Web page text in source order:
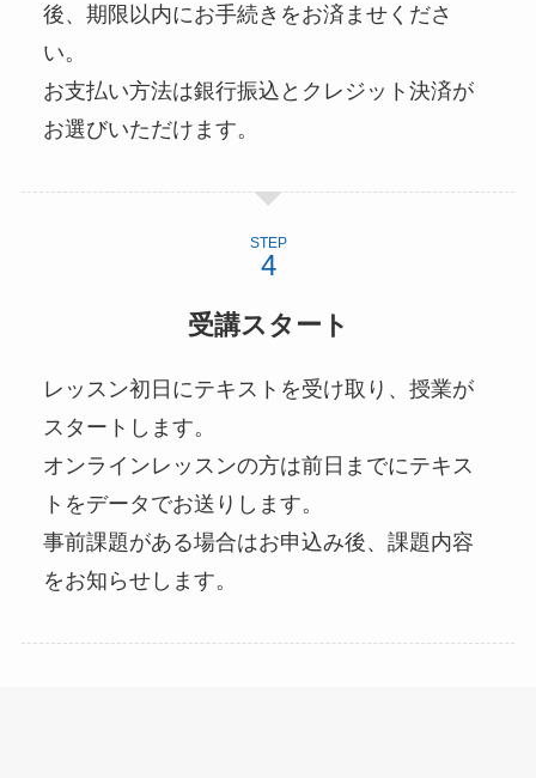
後、期限以内にお手続きをお済ませくださ
い。
お支払い方法は銀行振込とクレジット決済が
お選びいただけます。
STEP
受講スタート
レッスン初日にテキストを受け取り、授業が
スタートします。
オンラインレッスンの方は前日までにテキス
トをデータでお送りします。
事前課題がある場合はお申込み後、課題内容
をお知らせします。